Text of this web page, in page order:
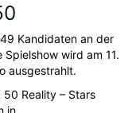
Kandidaten an der
Spielshow wird am 11.
ausgestrahlt.
50 Reality – Stars
in